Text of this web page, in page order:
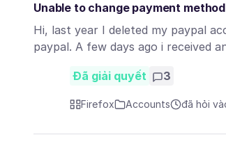
Unable to change payment method
Hi, last year I deleted my paypal
paypal. A few days ago i received
Đã giải quyết 3
Firefox Accounts đã hỏi